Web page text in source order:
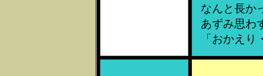
なんと長か
あずみ思わ
「おかえり